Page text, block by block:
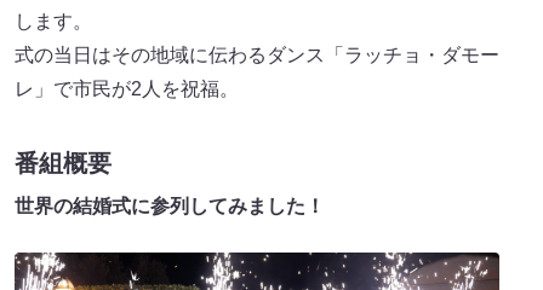
します。
式の当日はその地域に伝わるダンス「ラッチョ・ダモー
レ」で市民が2人を祝福。
番組概要
世界の結婚式に参列してみました！